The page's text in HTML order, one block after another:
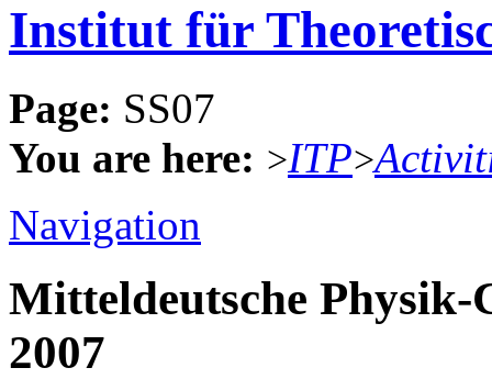
Institut für
Page: SS07
You are here: >ITP>
Navigation
Mitteldeutsche Physik-
2007